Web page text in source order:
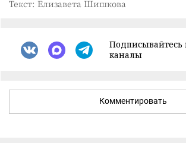
Текст: Елизавета Шишкова
каналы
Комментировать